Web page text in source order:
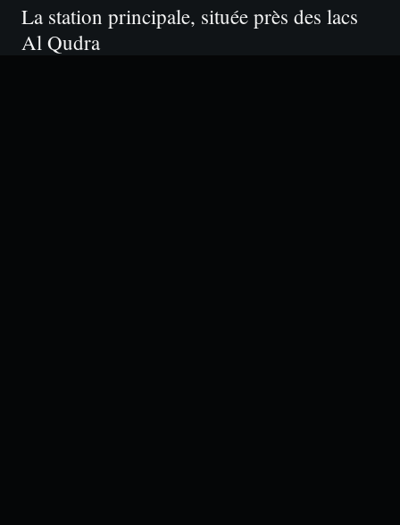
La station principale, située près des lacs
Al Qudra